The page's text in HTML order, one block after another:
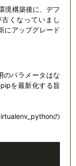
境構築後に、デフ
くなっていまし
にアップグレード
のパラメータはな
を最新化する旨
の